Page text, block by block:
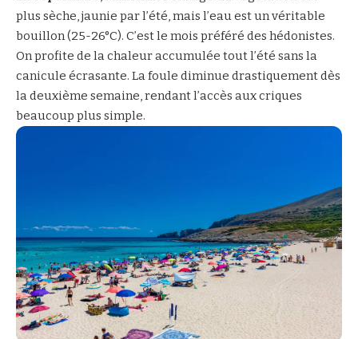
plus sèche, jaunie par l’été, mais l’eau est un véritable
bouillon (25-26°C). C’est le mois préféré des hédonistes.
On profite de la chaleur accumulée tout l’été sans la
canicule écrasante. La foule diminue drastiquement dès
la deuxième semaine, rendant l’accès aux criques
beaucoup plus simple.